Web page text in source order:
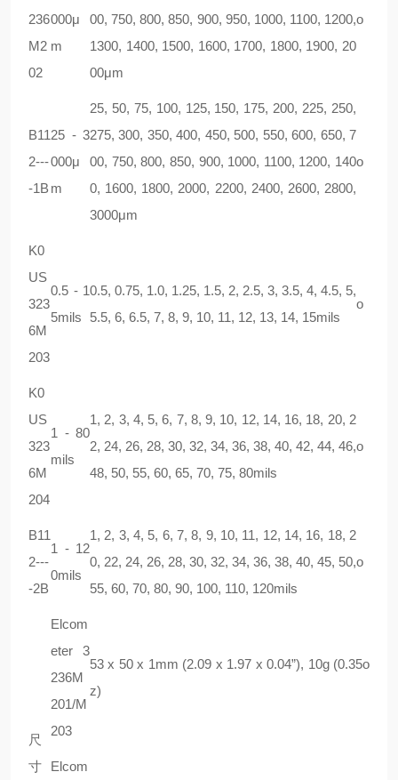
236
M2
02
000μ
m
00, 750, 800, 850, 900, 950, 1000, 1100, 1200,
1300, 1400, 1500, 1600, 1700, 1800, 1900, 20
00μm
ο
B11
2---
-1B
25 - 3
000μ
m
25, 50, 75, 100, 125, 150, 175, 200, 225, 250,
275, 300, 350, 400, 450, 500, 550, 600, 650, 7
00, 750, 800, 850, 900, 1000, 1100, 1200, 140
0, 1600, 1800, 2000, 2200, 2400, 2600, 2800,
3000μm
ο
K0
US
323
6M
203
0.5 - 1
5mils
0.5, 0.75, 1.0, 1.25, 1.5, 2, 2.5, 3, 3.5, 4, 4.5, 5,
5.5, 6, 6.5, 7, 8, 9, 10, 11, 12, 13, 14, 15mils
ο
K0
US
323
6M
204
1 - 80
mils
1, 2, 3, 4, 5, 6, 7, 8, 9, 10, 12, 14, 16, 18, 20, 2
2, 24, 26, 28, 30, 32, 34, 36, 38, 40, 42, 44, 46,
48, 50, 55, 60, 65, 70, 75, 80mils
ο
B11
2---
-2B
1 - 12
0mils
1, 2, 3, 4, 5, 6, 7, 8, 9, 10, 11, 12, 14, 16, 18, 2
0, 22, 24, 26, 28, 30, 32, 34, 36, 38, 40, 45, 50,
55, 60, 70, 80, 90, 100, 110, 120mils
ο
尺
寸
Elcom
eter 3
236M
201/M
203
53 x 50 x 1mm (2.09 x 1.97 x 0.04”), 10g (0.35o
z)
Elcom